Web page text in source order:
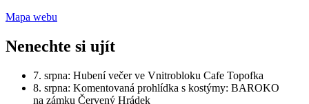
Mapa webu
Nenechte si ujít
7. srpna: Hubení večer ve Vnitrobloku Cafe Topofka
8. srpna: Komentovaná prohlídka s kostýmy: BAROKO
na zámku Červený Hrádek